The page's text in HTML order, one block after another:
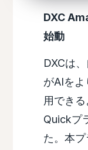
DXC
始動
DXCは
がAIを
用でき
Quickプ
た。本